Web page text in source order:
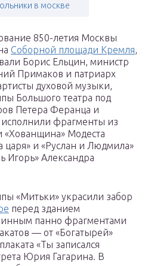
в москве
850-летия Москвы
Соборной площади Кремля,
Борис Ельцин, министр
Примаков и патриарх
духовой музыки,
Большого театра под
Петера Феранца и
фрагменты из
«Хованщина» Модеста
царя» и «Руслан и Людмила»
Игорь» Александра
«Митьки» украсили забор
перед зданием
панно фрагментами
— от «Богатырей»
«Ты записался
Юрия Гагарина. В